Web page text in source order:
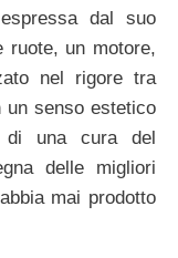
dal suo
ruote, un motore,
nel rigore tra
un senso estetico
di una cura del
delle migliori
mai prodotto